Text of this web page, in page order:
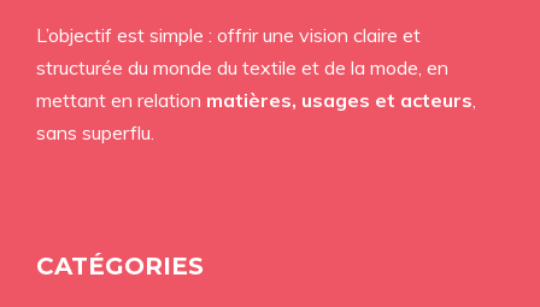
L’objectif est simple : offrir une vision claire et
structurée du monde du textile et de la mode, en
mettant en relation matières, usages et acteurs,
sans superflu.
CATÉGORIES